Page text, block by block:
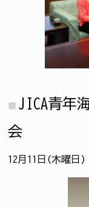
JICA青年
会
12月11日(木曜日)